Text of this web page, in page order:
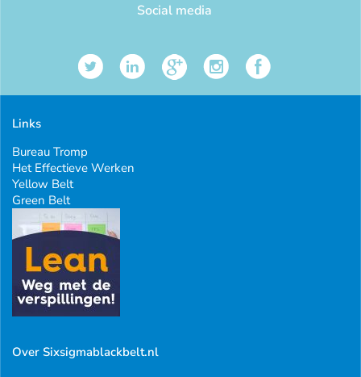
Social media
Links
Bureau Tromp
Het Effectieve Werken
Yellow Belt
Green Belt
Over Sixsigmablackbelt.nl